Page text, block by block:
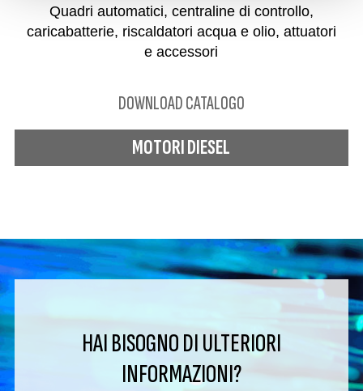
Quadri automatici, centraline di controllo,
caricabatterie, riscaldatori acqua e olio, attuatori
e accessori
DOWNLOAD CATALOGO
MOTORI DIESEL
HAI BISOGNO DI ULTERIORI
INFORMAZIONI?